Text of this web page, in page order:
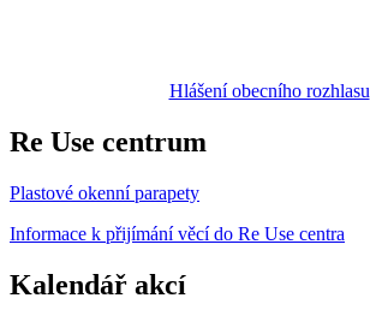
Hlášení obecního rozhlasu
Re Use centrum
Plastové okenní parapety
Informace k přijímání věcí do Re Use centra
Kalendář akcí